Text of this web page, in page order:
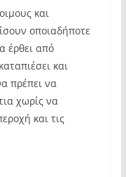
και
οποιαδήποτε
έρθει από
και
πρέπει να
χωρίς να
και τις